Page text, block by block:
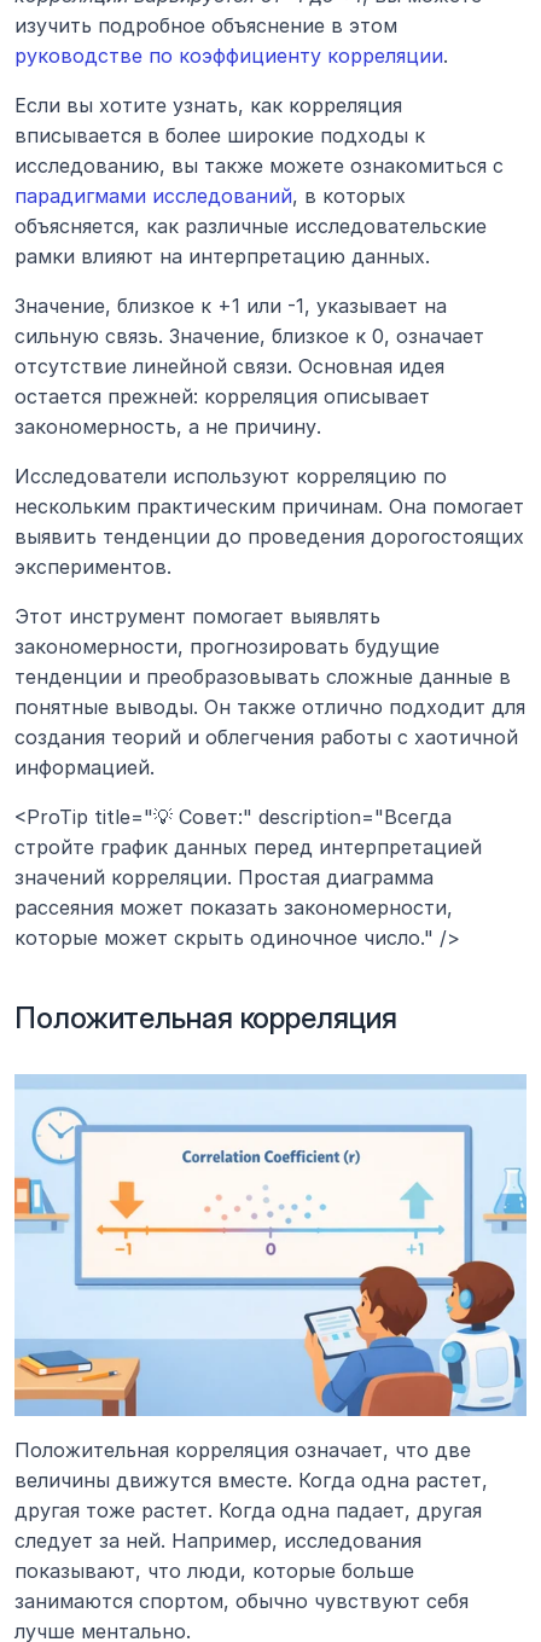
руководстве по коэффициенту корреляции.
Если вы хотите узнать, как корреляция
вписывается в более широкие подходы к
парадигмами исследований, в которых
объясняется, как различные исследовательские
рамки влияют на интерпретацию данных.
Значение, близкое к +1 или -1, указывает на
сильную связь. Значение, близкое к 0, означает
отсутствие линейной связи. Основная идея
остается прежней: корреляция описывает
закономерность, а не причину.
Исследователи используют корреляцию по
нескольким практическим причинам. Она помогает
выявить тенденции до проведения дорогостоящих
экспериментов.
Этот инструмент помогает выявлять
закономерности, прогнозировать будущие
тенденции и преобразовывать сложные данные в
понятные выводы. Он также отлично подходит для
создания теорий и облегчения работы с хаотичной
информацией.
<ProTip title="💡 Совет:" description="Всегда
стройте график данных перед интерпретацией
значений корреляции. Простая диаграмма
рассеяния может показать закономерности,
которые может скрыть одиночное число." />
Положительная корреляция
Положительная корреляция означает, что две
величины движутся вместе. Когда одна растет,
другая тоже растет. Когда одна падает, другая
следует за ней. Например, исследования
показывают, что люди, которые больше
занимаются спортом, обычно чувствуют себя
лучше ментально.